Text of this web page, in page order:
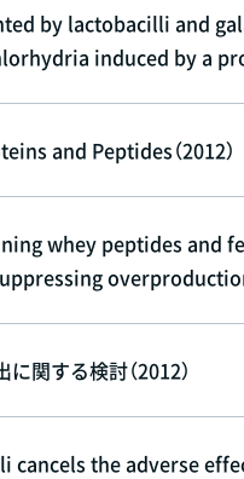
by lactobacilli and
induced by a
and Peptides（2012）
whey peptides and
関する検討（2012）
cancels the adverse